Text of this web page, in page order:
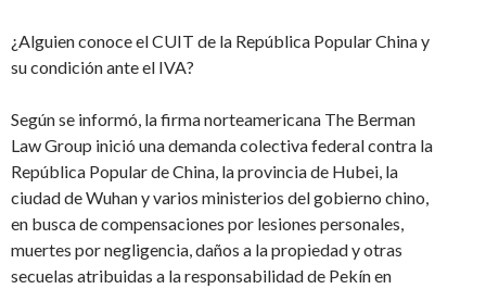
¿Alguien conoce el CUIT de la República Popular China y
su condición ante el IVA?
Según se informó, la firma norteamericana The Berman
Law Group inició una demanda colectiva federal contra la
República Popular de China, la provincia de Hubei, la
ciudad de Wuhan y varios ministerios del gobierno chino,
en busca de compensaciones por lesiones personales,
muertes por negligencia, daños a la propiedad y otras
secuelas atribuidas a la responsabilidad de Pekín en